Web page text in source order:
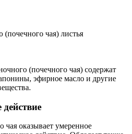
чая) листья
(почечного чая) содержат
эфирное масло и другие
чая оказывает умеренное